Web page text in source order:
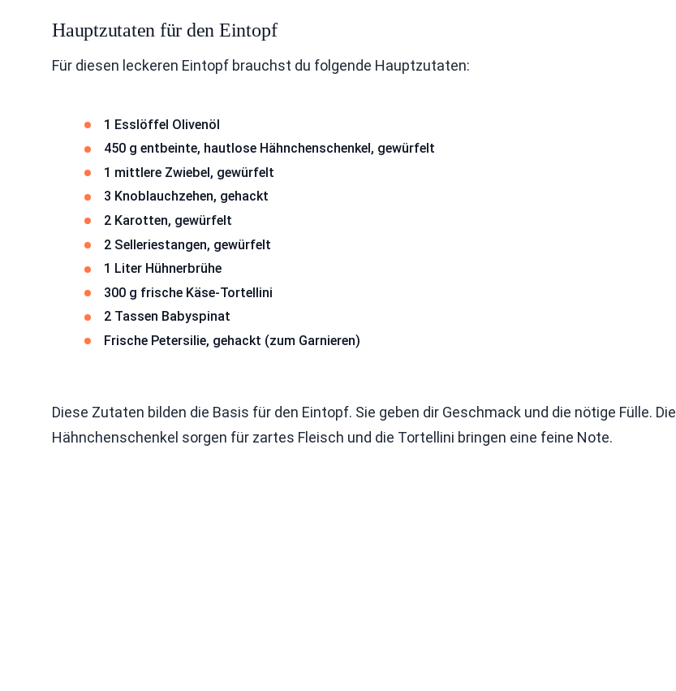
Hauptzutaten für den Eintopf
Für diesen leckeren Eintopf brauchst du folgende Hauptzutaten:
1 Esslöffel Olivenöl
450 g entbeinte, hautlose Hähnchenschenkel, gewürfelt
1 mittlere Zwiebel, gewürfelt
3 Knoblauchzehen, gehackt
2 Karotten, gewürfelt
2 Selleriestangen, gewürfelt
1 Liter Hühnerbrühe
300 g frische Käse-Tortellini
2 Tassen Babyspinat
Frische Petersilie, gehackt (zum Garnieren)
Diese Zutaten bilden die Basis für den Eintopf. Sie geben dir Geschmack und die nötige Fülle. Die
Hähnchenschenkel sorgen für zartes Fleisch und die Tortellini bringen eine feine Note.